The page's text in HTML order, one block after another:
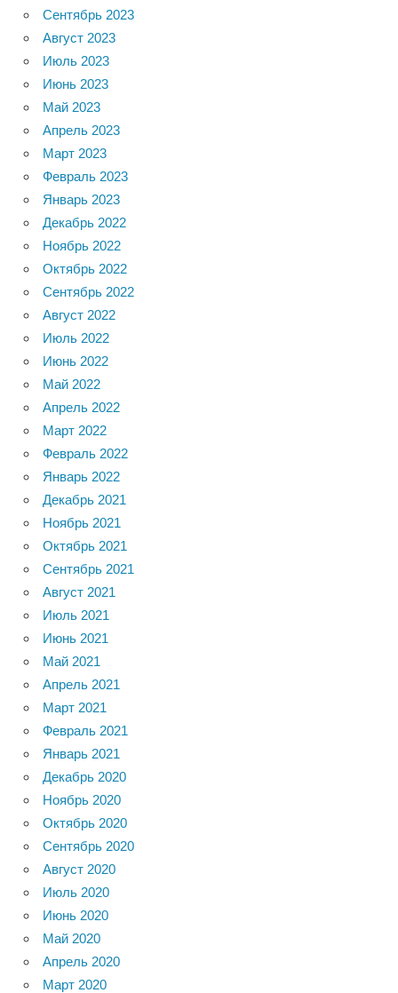
Сентябрь 2023
Август 2023
Июль 2023
Июнь 2023
Май 2023
Апрель 2023
Март 2023
Февраль 2023
Январь 2023
Декабрь 2022
Ноябрь 2022
Октябрь 2022
Сентябрь 2022
Август 2022
Июль 2022
Июнь 2022
Май 2022
Апрель 2022
Март 2022
Февраль 2022
Январь 2022
Декабрь 2021
Ноябрь 2021
Октябрь 2021
Сентябрь 2021
Август 2021
Июль 2021
Июнь 2021
Май 2021
Апрель 2021
Март 2021
Февраль 2021
Январь 2021
Декабрь 2020
Ноябрь 2020
Октябрь 2020
Сентябрь 2020
Август 2020
Июль 2020
Июнь 2020
Май 2020
Апрель 2020
Март 2020